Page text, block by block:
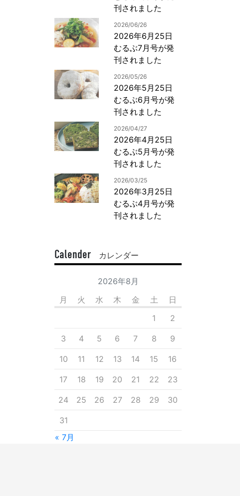
コピー・ライティング
電子ブック制作
自社メディア
刊されました
2026/06/26
2026年6月25日
むるぶ7月号が発
刊されました
2026/05/26
2026年5月25日
むるぶ6月号が発
刊されました
2026/04/27
2026年4月25日
むるぶ5月号が発
刊されました
2026/03/25
2026年3月25日
むるぶ4月号が発
刊されました
Calender カレンダー
2026年8月
月
火 水 木 金 土 日
« 7月
1 2
3 4 5 6 7 8 9
10 11 12 13 14 15 16
17 18 19 20 21 22 23
24 25 26 27 28 29 30
31